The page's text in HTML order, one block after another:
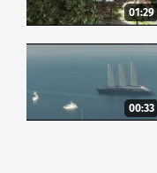
01:29
00:33